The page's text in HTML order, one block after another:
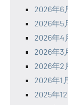
2026年6
2026年5
2026年4
2026年3
2026年2
2026年1
2025年